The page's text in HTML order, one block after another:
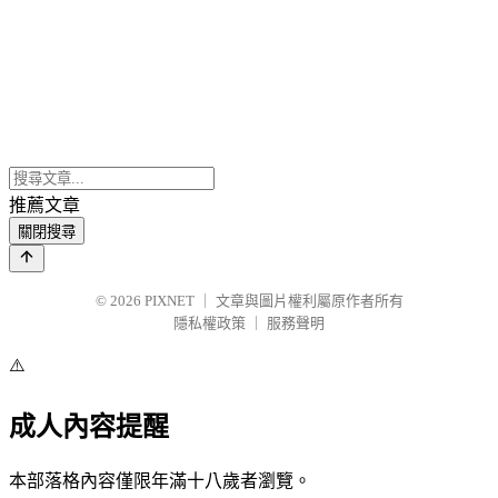
推薦文章
關閉搜尋
© 2026 PIXNET
文章與圖片權利屬原作者所有
隱私權政策
服務聲明
⚠️
成人內容提醒
本部落格內容僅限年滿十八歲者瀏覽。